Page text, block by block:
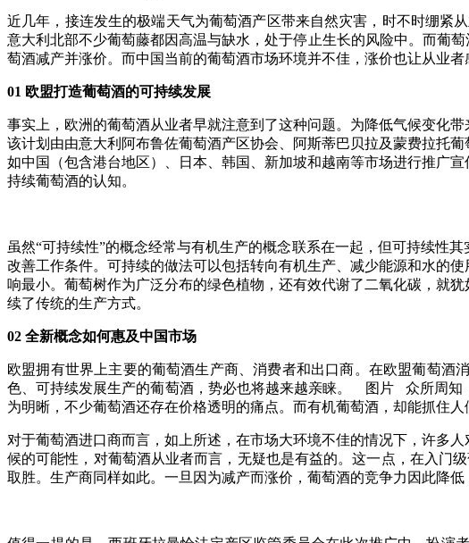
近几年，接连发生的极端天气为葡萄酒产区带来自然灾害，时不时绷紧
意大利北部不少葡萄藤都因高温与缺水，处于停止生长的风险中。而葡
萄酒减产并涨价。而中国当前的葡萄酒市场环境并不佳，涨价也让从业者
01 欧盟打造葡萄酒的可持续发展
事实上，欧洲的葡萄酒从业者早就注意到了这种问题。为降低气候变化
该计划由由意大利阿布鲁佐葡萄酒产区协会、阿斯蒂巴贝拉及蒙费拉托
如中国（包含港台地区）、日本、韩国、新加坡和越南等市场进行推广
持续葡萄酒的认知。
虽然“可持续性”的概念经常与有机生产的概念联系在一起，但可持续性
改善工作条件。可持续的做法可以包括转向有机生产、减少能源和水的
响最小。葡萄树作为广泛分布的绿色植物，还有效代谢了二氧化碳，就
续了传统的生产方式。
02 全新概念如何惠及中国市场
欧盟拥有世界上主要的葡萄酒生产商、消费者和出口商。在欧盟葡萄
色、可持续发展生产的葡萄酒，势必也将越来越亲睐。 图片 众所周知
为明晰，不少葡萄酒还存在价格透明的痛点。而有机葡萄酒，却能抓住
对于葡萄酒进口商而言，如上所述，在市场大环境不佳的情况下，许多
候的可能性，对葡萄酒从业者而言，无疑也是有益的。这一点，在入门
取胜。生产商同样如此。一旦因为减产而涨价，葡萄酒的竞争力因此降低